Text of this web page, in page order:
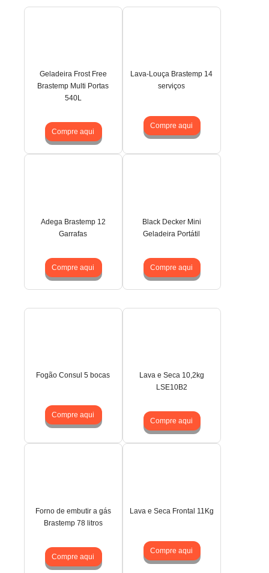
Geladeira Frost Free
Brastemp Multi Portas
540L
Compre aqui
Lava-Louça Brastemp 14
serviços
Compre aqui
Adega Brastemp 12
Garrafas
Compre aqui
Black Decker Mini
Geladeira Portátil
Compre aqui
Fogão Consul 5 bocas
Compre aqui
Lava e Seca 10,2kg
LSE10B2
Compre aqui
Forno de embutir a gás
Brastemp 78 litros
Compre aqui
Lava e Seca Frontal 11Kg
Compre aqui